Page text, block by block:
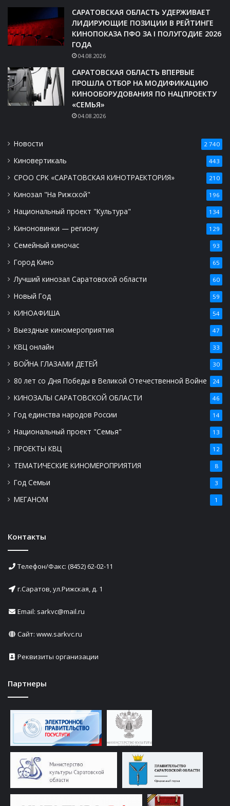
САРАТОВСКАЯ ОБЛАСТЬ УДЕРЖИВАЕТ
ЛИДИРУЮЩИЕ ПОЗИЦИИ В РЕЙТИНГЕ
КИНОПОКАЗА ПФО ЗА I ПОЛУГОДИЕ 2026
ГОДА
04.08.2026
САРАТОВСКАЯ ОБЛАСТЬ ВПЕРВЫЕ
ПРОШЛА ОТБОР НА МОДИФИКАЦИЮ
КИНООБОРУДОВАНИЯ ПО НАЦПРОЕКТУ
«СЕМЬЯ»
04.08.2026
Новости 2 740
Киновертикаль 443
СРОО СРК «САРАТОВСКАЯ КИНОТРАЕКТОРИЯ» 210
Кинозал "На Рижской" 196
Национальный проект "Культура" 134
Киноновинки — региону 129
Семейный киночас 93
Город Кино 65
Лучший кинозал Саратовской области 60
Новый Год 59
КИНОАФИША 54
Выездные киномероприятия 47
КВЦ онлайн 33
ВОЙНА ГЛАЗАМИ ДЕТЕЙ 30
80 лет со Дня Победы в Великой Отечественной Войне 24
КИНОЗАЛЫ САРАТОВСКОЙ ОБЛАСТИ 46
Год единства народов России 14
Национальный проект "Семья" 13
ПРОЕКТЫ КВЦ 12
ТЕМАТИЧЕСКИЕ КИНОМЕРОПРИЯТИЯ 8
Год Семьи 3
МЕГАНОМ 1
Контакты
Телефон/Факс: (8452) 62-02-11
г.Саратов, ул.Рижская, д. 1
Email: sarkvc@mail.ru
Сайт: www.sarkvc.ru
Реквизиты организации
Партнеры